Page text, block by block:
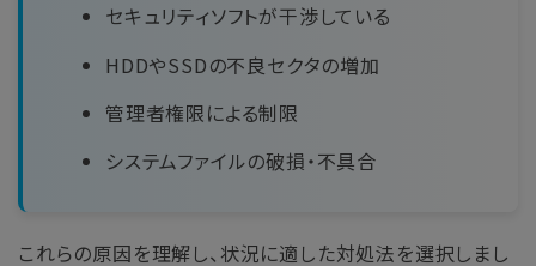
セキュリティソフトが干渉している
HDDやSSDの不良セクタの増加
管理者権限による制限
システムファイルの破損・不具合
これらの原因を理解し、状況に適した対処法を選択しまし